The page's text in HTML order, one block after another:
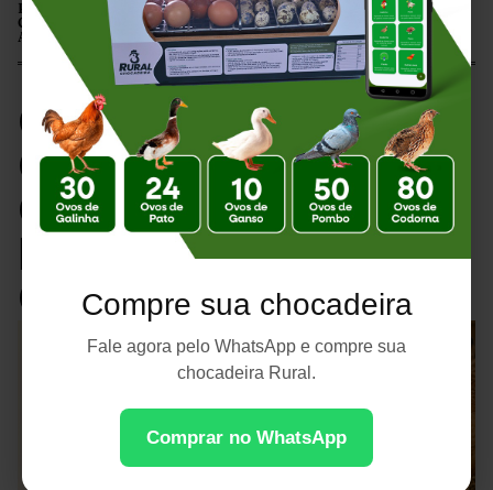
Compre sua chocadeira
Fale agora pelo WhatsApp e compre sua
chocadeira Rural.
Comprar no WhatsApp
Página Inicial |
Criação de Galinhas Caipiras: Guia Completo sobre Incubação
Artificial e Chocadeiras
Criação de Galinhas
Caipiras: Guia
Completo sobre
Incubação Artificial e
Chocadeiras